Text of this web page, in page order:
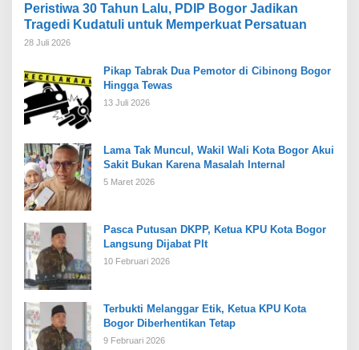
Peristiwa 30 Tahun Lalu, PDIP Bogor Jadikan
Tragedi Kudatuli untuk Memperkuat Persatuan
28 Juli 2026
Pikap Tabrak Dua Pemotor di Cibinong Bogor
Hingga Tewas
13 Juli 2026
Lama Tak Muncul, Wakil Wali Kota Bogor Akui
Sakit Bukan Karena Masalah Internal
5 Maret 2026
Pasca Putusan DKPP, Ketua KPU Kota Bogor
Langsung Dijabat Plt
10 Februari 2026
Terbukti Melanggar Etik, Ketua KPU Kota
Bogor Diberhentikan Tetap
9 Februari 2026